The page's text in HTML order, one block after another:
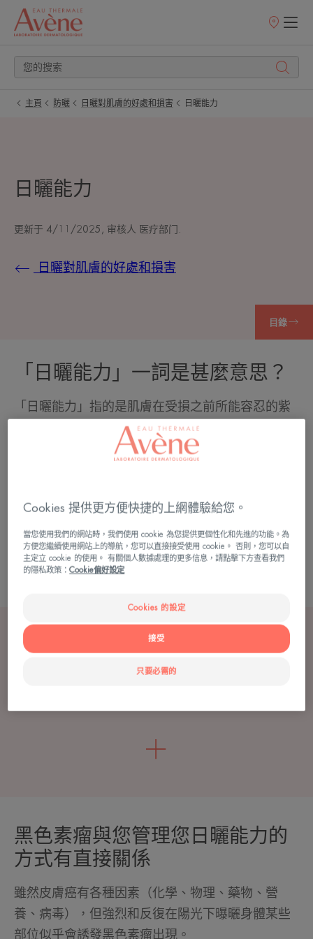
銷
主頁 防曬 日曬對肌膚的好處和損害 日曬能力
日曬能力
更新于 4/11/2025 , 审核人 医疗部门
日曬對肌膚的好處和損害
目錄
「日曬能力」一詞是甚麼意思？
「日曬能力」指的是肌膚在受損之前所能容忍的紫
外線量。這種能力是在出生時由基因決定，並因肌
膚光感類型不同而有差別。我們的日曬能力有限：
等陽光有害影響的防禦武器。這種能力是在出生時
獲得，不能被更新，而且取決於每個人的肌膚光感
類型。每種肌膚類型都有自己的特點，對陽光有不
同的反應。
甚麼因素影響您的日曬能力？
黑色素瘤與您管理您日曬能力的
方式有直接關係
雖然皮膚癌有各種因素（化學、物理、藥物、營
養、病毒），但強烈和反復在陽光下曝曬身體某些
部位似乎會誘發黑色素瘤出現。
Cookies 提供更方便快捷的上網體驗給您。
當您使用我們的網站時，我們使用 cookie 為您提供更個性化和先進的功能。為
方便您繼續使用網站上的導航，您可以直接接受使用 cookie。 否則，您可以自
主定立 cookie 的使用。 有關個人數據處理的更多信息，請點擊下方查看我們
的隱私政策：Cookie偏好設定
Cookies 的設定
只要必需的
接受